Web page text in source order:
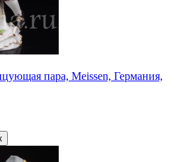
пара, Meissen, Германия,